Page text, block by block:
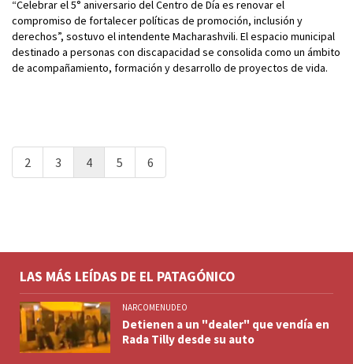
“Celebrar el 5° aniversario del Centro de Día es renovar el
compromiso de fortalecer políticas de promoción, inclusión y
derechos”, sostuvo el intendente Macharashvili. El espacio municipal
destinado a personas con discapacidad se consolida como un ámbito
de acompañamiento, formación y desarrollo de proyectos de vida.
2 3 4 5 6
LAS MÁS LEÍDAS DE EL PATAGÓNICO
NARCOMENUDEO
Detienen a un "dealer" que vendía en
Rada Tilly desde su auto